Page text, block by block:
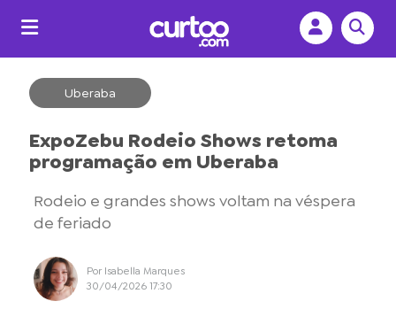
Uberaba
ExpoZebu Rodeio Shows retoma
programação em Uberaba
Rodeio e grandes shows voltam na véspera
de feriado
Por Isabella Marques
30/04/2026 17:30